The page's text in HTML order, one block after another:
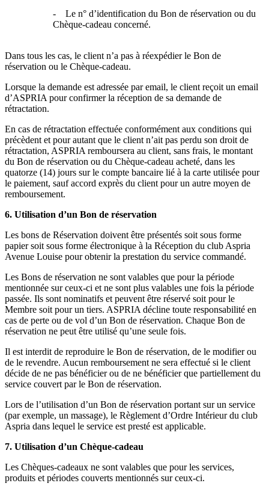
- Le n° d’identification du Bon de réservation ou du
Chèque-cadeau concerné.
Dans tous les cas, le client n’a pas à réexpédier le Bon de
réservation ou le Chèque-cadeau.
Lorsque la demande est adressée par email, le client reçoit un email
d’ASPRIA pour confirmer la réception de sa demande de
rétractation.
En cas de rétractation effectuée conformément aux conditions qui
précèdent et pour autant que le client n’ait pas perdu son droit de
rétractation, ASPRIA remboursera au client, sans frais, le montant
du Bon de réservation ou du Chèque-cadeau acheté, dans les
quatorze (14) jours sur le compte bancaire lié à la carte utilisée pour
le paiement, sauf accord exprès du client pour un autre moyen de
remboursement.
6. Utilisation d’un Bon de réservation
Les bons de Réservation doivent être présentés soit sous forme
papier soit sous forme électronique à la Réception du club Aspria
Avenue Louise pour obtenir la prestation du service commandé.
Les Bons de réservation ne sont valables que pour la période
mentionnée sur ceux-ci et ne sont plus valables une fois la période
passée. Ils sont nominatifs et peuvent être réservé soit pour le
Membre soit pour un tiers. ASPRIA décline toute responsabilité en
cas de perte ou de vol d’un Bon de réservation. Chaque Bon de
réservation ne peut être utilisé qu’une seule fois.
Il est interdit de reproduire le Bon de réservation, de le modifier ou
de le revendre. Aucun remboursement ne sera effectué si le client
décide de ne pas bénéficier ou de ne bénéficier que partiellement du
service couvert par le Bon de réservation.
Lors de l’utilisation d’un Bon de réservation portant sur un service
(par exemple, un massage), le Règlement d’Ordre Intérieur du club
Aspria dans lequel le service est presté est applicable.
7. Utilisation d’un Chèque-cadeau
Les Chèques-cadeaux ne sont valables que pour les services,
produits et périodes couverts mentionnés sur ceux-ci.